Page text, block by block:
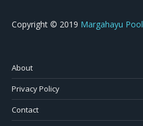
Copyright © 2019 Margahayu Pool
About
Privacy Policy
Contact